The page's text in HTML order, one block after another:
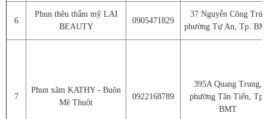
6
Phun thêu thẩm mỹ LAI
BEAUTY
0905471829
37 Nguyễn Công Trứ,
phường Tự An, Tp.
7
Phun xăm KATHY - Buôn
Mê Thuột
0922168789
395A Quang Trung,
phường Tân Tiến, Tp.
BMT